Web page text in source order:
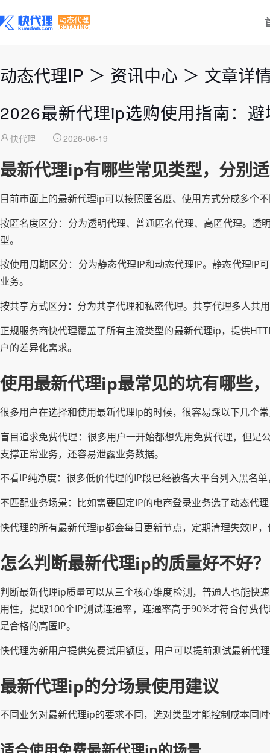
动态代理IP ＞ 资讯中心 ＞ 文章详
2026最新代理ip选购使用指南：
快代理 2026-06-19
最新代理ip有哪些常见类型，分别
目前市面上的最新代理ip可以按照匿名度、使用方式分成多个
按匿名度区分：分为透明代理、普通匿名代理、高匿代理。透
型。
按使用周期区分：分为静态代理IP和动态代理IP。静态代理IP
业务。
按共享方式区分：分为共享代理和私密代理。共享代理多人共
正规服务商快代理覆盖了所有主流类型的最新代理ip，提供
户的差异化需求。
使用最新代理ip最常见的坑有哪些
很多用户在选择和使用最新代理ip的时候，很容易踩以下几个
盲目追求免费代理：很多用户一开始都想先用免费代理，但
支撑正常业务，还容易泄露业务数据。
不看IP纯净度：很多低价代理的IP段已经被各大平台列入黑名
不匹配业务场景：比如需要固定IP的电商登录业务选了动态代
快代理的所有最新代理ip都会每日更新节点，定期清理失效IP
怎么判断最新代理ip的质量好不好？
判断最新代理ip质量可以从三个核心维度检测，普通人也能快
用性，提取100个IP测试连通率，连通率高于90%才符合付费
是合格的高匿IP。
快代理为新用户提供免费试用额度，用户可以提前测试最新代
最新代理ip的分场景使用建议
不同业务对最新代理ip的要求不同，选对类型才能控制成本同